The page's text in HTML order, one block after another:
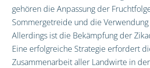
gehören die Anpassung der
Sommergetreide und die
Allerdings ist die Bekämpfung der
Eine erfolgreiche Strategie erfordert
Zusammenarbeit aller Landwirte in